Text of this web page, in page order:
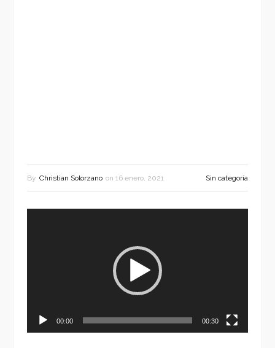
By Christian Solorzano on 16 enero, 2021 Sin categoría
00:00 00:30